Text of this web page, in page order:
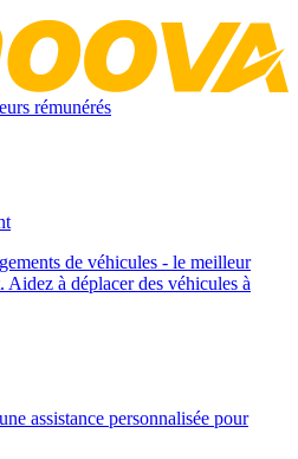
rémunérés
de véhicules - le meilleur
à déplacer des véhicules à
assistance personnalisée pour